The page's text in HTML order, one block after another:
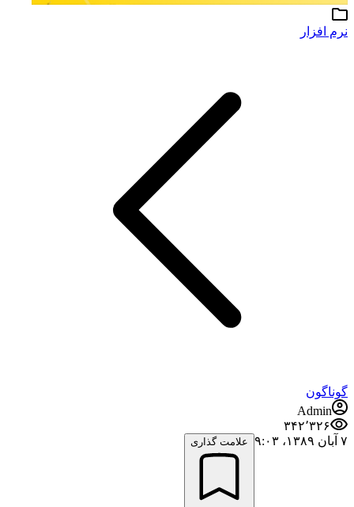
نرم افزار
گوناگون
Admin
۳۴۲٬۳۲۶
۷ آبان ۱۳۸۹،‏ ۹:۰۳
علامت گذاری